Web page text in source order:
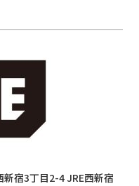
宿3丁目2-4 JRE西新宿